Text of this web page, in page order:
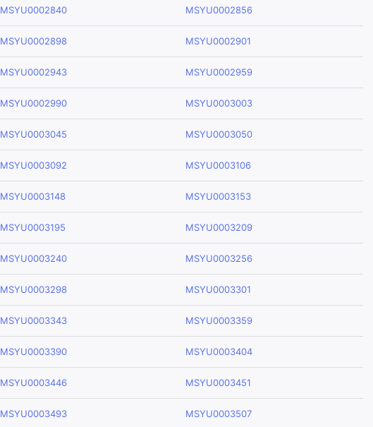
MSYU0002840 MSYU0002856
MSYU0002898 MSYU0002901
MSYU0002943 MSYU0002959
MSYU0002990 MSYU0003003
MSYU0003045 MSYU0003050
MSYU0003092 MSYU0003106
MSYU0003148 MSYU0003153
MSYU0003195 MSYU0003209
MSYU0003240 MSYU0003256
MSYU0003298 MSYU0003301
MSYU0003343 MSYU0003359
MSYU0003390 MSYU0003404
MSYU0003446 MSYU0003451
MSYU0003493 MSYU0003507